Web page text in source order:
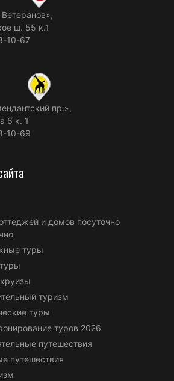
ш. 55 к.1
10-67
пр.»,
6 к. 1
10-69
и домов посуточно
туры
туризм
туры
туров 2026
путешествия
путешествия